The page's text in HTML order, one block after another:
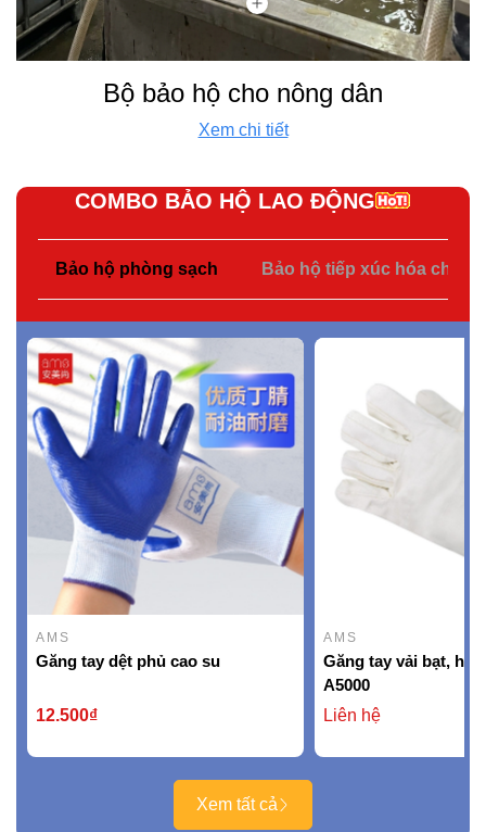
Bộ bảo hộ cho nông dân
Xem chi tiết
COMBO BẢO HỘ LAO ĐỘNG
Bảo hộ phòng sạch Bảo hộ tiếp xúc hóa chất
AMS
Găng tay dệt phủ cao su
12.500₫
AMS
Găng tay vải bạt,
A5000
Liên hệ
Xem tất cả